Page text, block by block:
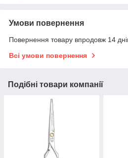
Умови повернення
Повернення товару впродовж 14
Всі умови повернення
Подібні товари компанії